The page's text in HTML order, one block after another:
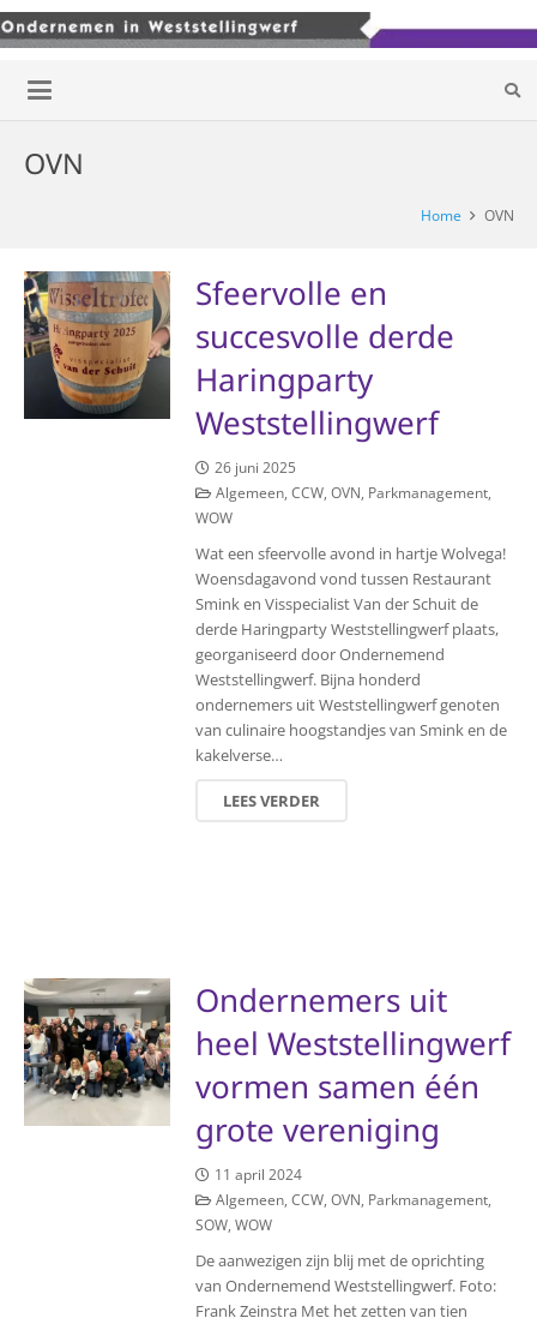
OVN
Home OVN
Sfeervolle en
succesvolle derde
Haringparty
Weststellingwerf
26 juni 2025
Algemeen ,CCW ,OVN Parkmanagement
WOW
Wat een sfeervolle avond in hartje Wolvega!
Woensdagavond vond tussen Restaurant
Smink en Visspecialist Van der Schuit de
derde Haringparty Weststellingwerf plaats,
georganiseerd door Ondernemend
Weststellingwerf. Bijna honderd
ondernemers uit Weststellingwerf genoten
van culinaire hoogstandjes van Smink en de
kakelverse…
LEES VERDER
Ondernemers uit
heel Weststellingwerf
vormen samen één
grote vereniging
11 april 2024
Algemeen ,CCW ,OVN Parkmanagement
SOW, WOW
De aanwezigen zijn blij met de oprichting
van Ondernemend Weststellingwerf. Foto:
Frank Zeinstra Met het zetten van tien